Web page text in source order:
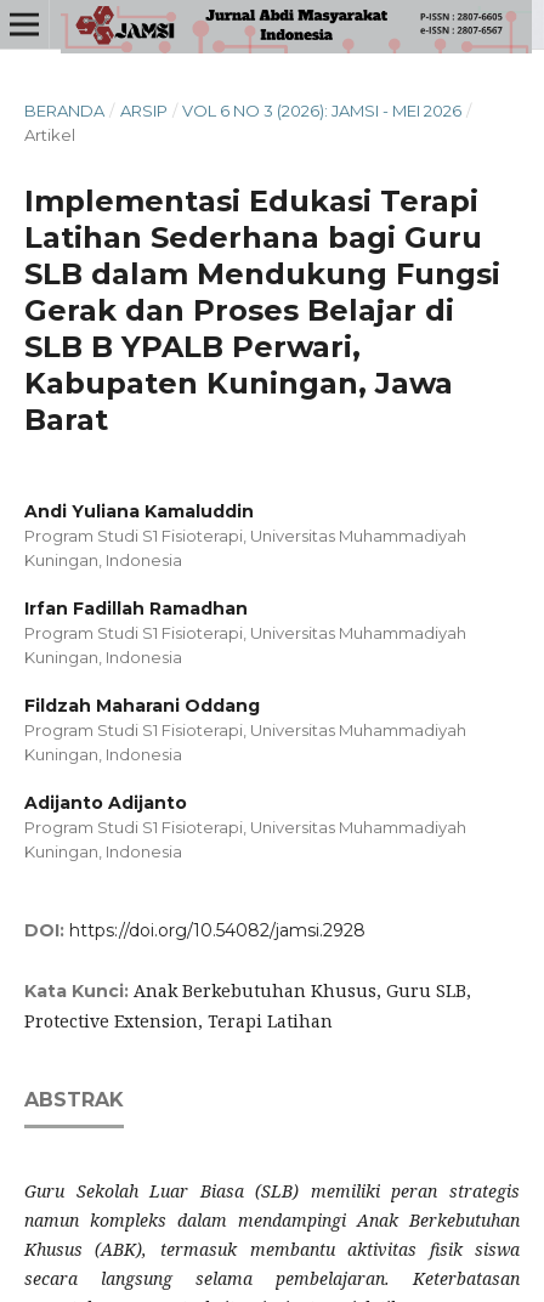
BERANDA / ARSIP / VOL 6 NO 3 (2026): JAMSI - MEI 2026 /
Artikel
Implementasi Edukasi Terapi
Latihan Sederhana bagi Guru
SLB dalam Mendukung Fungsi
Gerak dan Proses Belajar di
SLB B YPALB Perwari,
Kabupaten Kuningan, Jawa
Barat
Andi Yuliana Kamaluddin
Program Studi S1 Fisioterapi, Universitas Muhammadiyah
Kuningan, Indonesia
Irfan Fadillah Ramadhan
Program Studi S1 Fisioterapi, Universitas Muhammadiyah
Kuningan, Indonesia
Fildzah Maharani Oddang
Program Studi S1 Fisioterapi, Universitas Muhammadiyah
Kuningan, Indonesia
Adijanto Adijanto
Program Studi S1 Fisioterapi, Universitas Muhammadiyah
Kuningan, Indonesia
DOI: https://doi.org/10.54082/jamsi.2928
Kata Kunci: Anak Berkebutuhan Khusus, Guru SLB,
Protective Extension, Terapi Latihan
ABSTRAK
Guru Sekolah Luar Biasa (SLB) memiliki peran strategis
namun kompleks dalam mendampingi Anak Berkebutuhan
Khusus (ABK), termasuk membantu aktivitas fisik siswa
secara langsung selama pembelajaran. Keterbatasan